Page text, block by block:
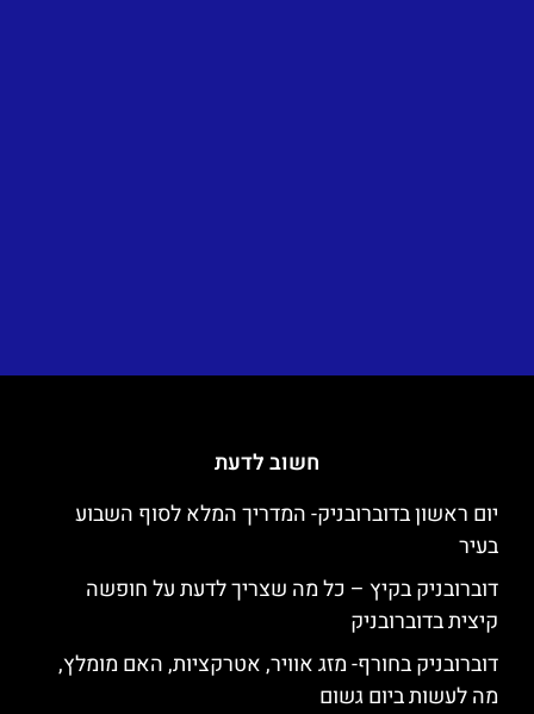
חשוב לדעת
יום ראשון בדוברובניק- המדריך המלא לסוף השבוע
בעיר
דוברובניק בקיץ – כל מה שצריך לדעת על חופשה
קיצית בדוברובניק
דוברובניק בחורף- מזג אוויר, אטרקציות, האם מומלץ,
מה לעשות ביום גשום